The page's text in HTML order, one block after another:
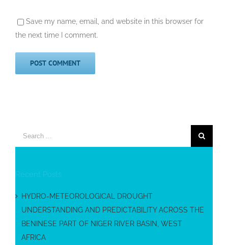
Save my name, email, and website in this browser for
the next time I comment.
Search
for:
Recent Posts
HYDRO-METEOROLOGICAL DROUGHT
UNDERSTANDING AND PREDICTABILITY ACROSS THE
BENINESE PART OF NIGER RIVER BASIN, WEST
AFRICA